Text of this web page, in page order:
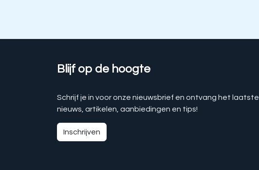
Blijf op de hoogte
Schrijf je in voor onze nieuwsbrief en ontvang het laatste
nieuws, artikelen, aanbiedingen en tips!
Inschrijven